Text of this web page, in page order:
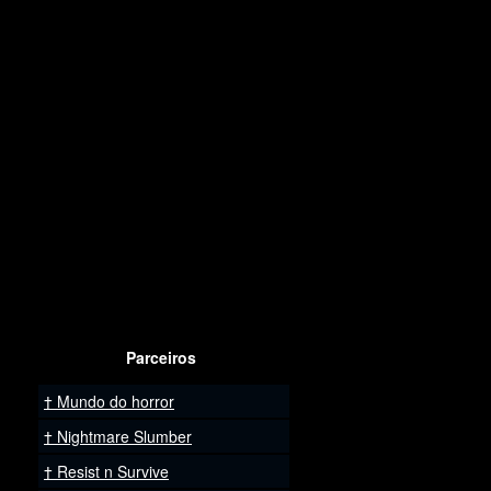
Parceiros
Mundo do horror
Nightmare Slumber
Resist n Survive